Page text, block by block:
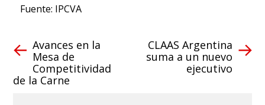
Fuente: IPCVA
Avances en la
Mesa de
Competitividad
de la Carne
CLAAS Argentina
suma a un nuevo
ejecutivo